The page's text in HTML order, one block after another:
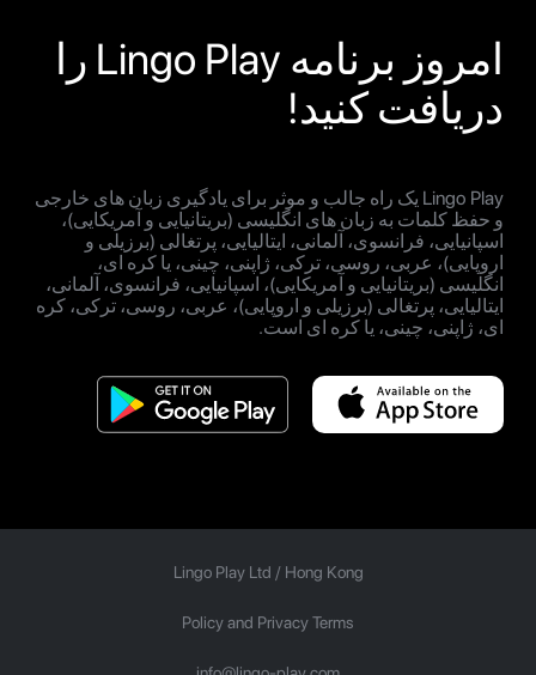
امروز برنامه Lingo Play را
دریافت کنید!
Lingo Play یک راه جالب و موثر برای یادگیری زبان های خارجی
و حفظ کلمات به زبان های انگلیسی (بریتانیایی و آمریکایی)،
اسپانیایی، فرانسوی، آلمانی، ایتالیایی، پرتغالی (برزیلی و
اروپایی)، عربی، روسی، ترکی، ژاپنی، چینی، یا کره ای،
انگلیسی (بریتانیایی و آمریکایی)، اسپانیایی، فرانسوی، آلمانی،
ایتالیایی، پرتغالی (برزیلی و اروپایی)، عربی، روسی، ترکی، کره
ای، ژاپنی، چینی، یا کره ای است.
Lingo Play Ltd / Hong Kong
Policy and Privacy Terms